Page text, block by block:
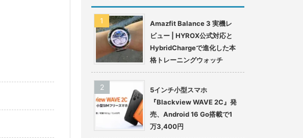
Amazfit Balance 3 実機レ
ビュー | HYROX公式対応と
HybridChargeで進化した本
格トレーニングウォッチ
5インチ小型スマホ
『Blackview WAVE 2C』発
売、Android 16 Go搭載で1
万3,400円